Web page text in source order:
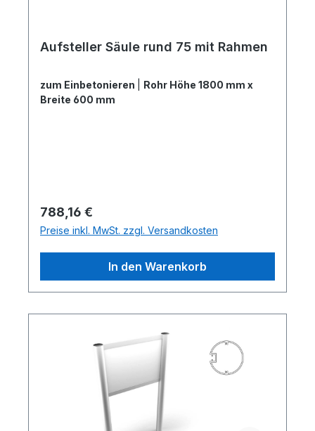
Aufsteller Säule rund 75 mit Rahmen
zum Einbetonieren
Rohr Höhe 1800 mm x
Breite 600 mm
Regulärer Preis:
788,16 €
Preise inkl. MwSt. zzgl. Versandkosten
In den Warenkorb